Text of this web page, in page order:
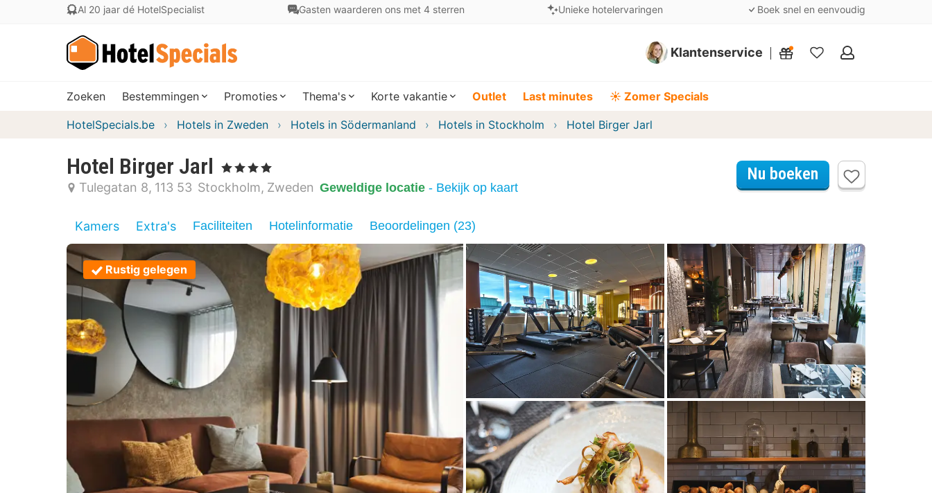
Al 20 jaar dé HotelSpecialist Gasten waarderen ons met 4 sterren Unieke hotelervaringen Boek snel en eenvoudig
Klantenservice
Mijn
Zoeken Bestemmingen Promoties Thema's Korte vakantie Outlet Last minutes ☀️ Zomer Specials
HotelSpecials.be Hotels in Zweden Hotels in Södermanland Hotels in Stockholm Hotel Birger Jarl
Hotel Birger Jarl , 4 Sterren
Tulegatan 8 113 53 Stockholm Zweden Geweldige locatie - Bekijk op kaart
Nu boeken
Kamers Extra's Faciliteiten Hotelinformatie Beoordelingen (23)
Rustig gelegen